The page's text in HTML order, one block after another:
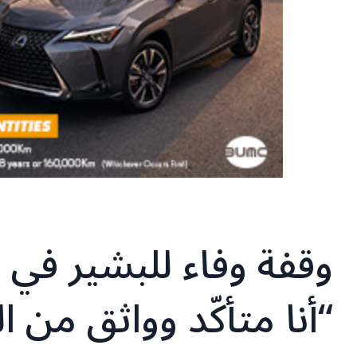
وقفة وفاء للبشير
“أنا متأكّد وواثق